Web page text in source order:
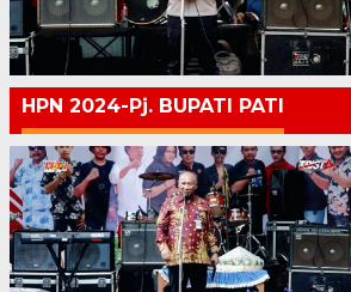
HPN 2024-Pj. BUPATI PATI